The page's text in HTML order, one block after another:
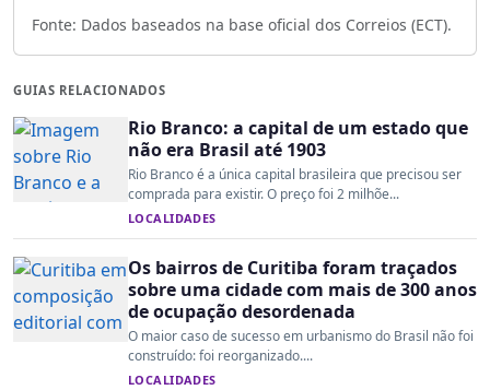
Fonte: Dados baseados na base oficial dos Correios (ECT).
GUIAS RELACIONADOS
Rio Branco: a capital de um estado que
não era Brasil até 1903
Rio Branco é a única capital brasileira que precisou ser
comprada para existir. O preço foi 2 milhõe...
LOCALIDADES
Os bairros de Curitiba foram traçados
sobre uma cidade com mais de 300 anos
de ocupação desordenada
O maior caso de sucesso em urbanismo do Brasil não foi
construído: foi reorganizado....
LOCALIDADES